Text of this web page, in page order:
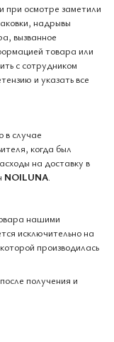
при осмотре заметили
надрывы
вызванное
товара или
с сотрудником
и указать все
в случае
когда был
на доставку в
NOILUNA.
нашими
исключительно на
производилась
получения и